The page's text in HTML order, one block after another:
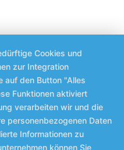
Cookies und
zur Integration
auf den Button "Alles
Funktionen aktiviert
verarbeiten wir und die
personenbezogenen Daten
Informationen zu
können Sie